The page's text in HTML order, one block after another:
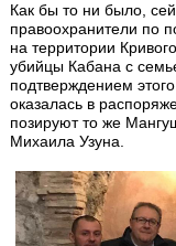
Как бы то ни было,
правоохранители по
на территории
убийцы Кабана с
подтверждением
оказалась в
позируют то же
Михаила Узуна.